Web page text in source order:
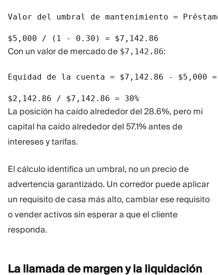
Valor del umbral de mantenimiento =
$5,000 / (1 - 0.30) = $7,142.86
Con un valor de mercado de $7,142.86:
Equidad de la cuenta = $7,142.86 - $5,000
$2,142.86 / $7,142.86 = 30%
La posición ha caído alrededor del 28.6%, pero mi
capital ha caído alrededor del 57.1% antes de
intereses y tarifas.
El cálculo identifica un umbral, no un precio de
advertencia garantizado. Un corredor puede aplicar
un requisito de casa más alto, cambiar ese requisito
o vender activos sin esperar a que el cliente
responda.
La llamada de margen y la liquidación